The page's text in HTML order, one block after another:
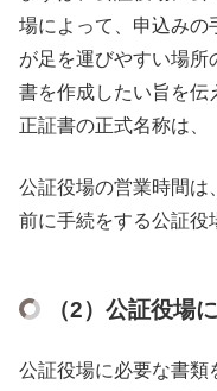
場によって、申込みの
が足を運びやすい場所
書を作成したい旨を伝
正証書の正式名称は、
公証役場の営業時間は
前に手続をする公証役
（2）公証役場
公証役場に必要な書類